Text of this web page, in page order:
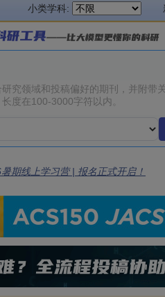
小类学科:
期线上学习营 | 报名正式开启！